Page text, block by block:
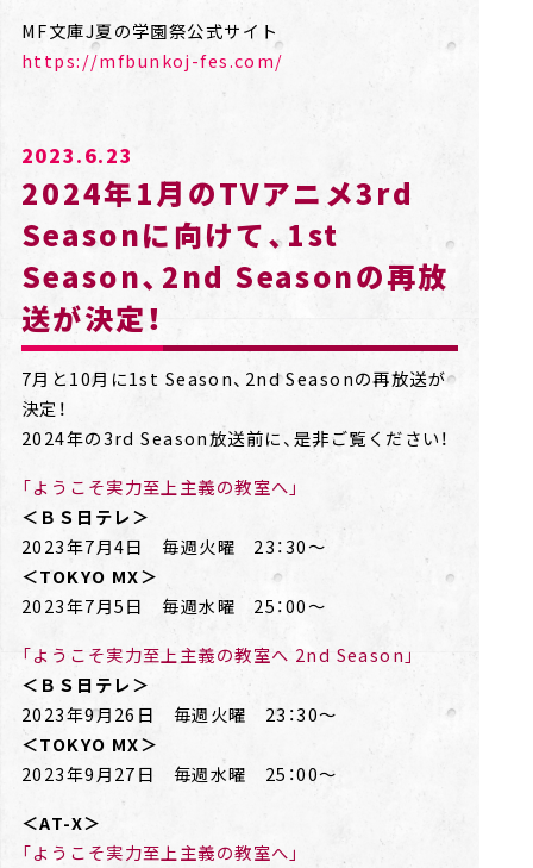
https://mfbunkoj-fes.com/
2023.6.23
2024年1月のTVアニメ3rd
Seasonに向けて、1st
Season、2nd Seasonの再放
送が決定！
7月と10月に1st Season、2nd Seasonの再放送が
決定！
2024年の3rd Season放送前に、是非ご覧ください！
「ようこそ実力至上主義の教室へ」
＜ＢＳ日テレ＞
2023年7月4日 毎週火曜 23：30～
＜TOKYO MX＞
2023年7月5日 毎週水曜 25：00～
「ようこそ実力至上主義の教室へ 2nd Season」
＜ＢＳ日テレ＞
2023年9月26日 毎週火曜 23：30～
＜TOKYO MX＞
2023年9月27日 毎週水曜 25：00～
＜AT-X＞
「ようこそ実力至上主義の教室へ」